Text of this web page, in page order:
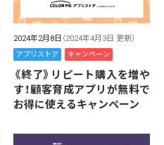
2024年2月8日 （2024年4月3日 更新）
アプリストア キャンペーン
《終了》リピート購入を増や
す！顧客育成アプリが無料で
お得に使えるキャンペーン